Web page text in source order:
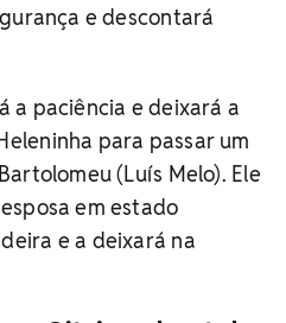
e descontará
a paciência e deixará a
para passar um
(Luís Melo). Ele
em estado
e a deixará na